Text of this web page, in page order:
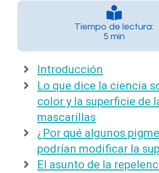
Tiempo de lectura:
5 min
Introducción
Lo que dice la ciencia
color y la superficie de
mascarillas
¿Por qué algunos
podrían modificar la
El asunto de la